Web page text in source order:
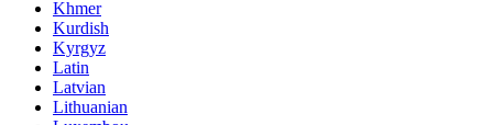
Khmer
Kurdish
Kyrgyz
Latin
Latvian
Lithuanian